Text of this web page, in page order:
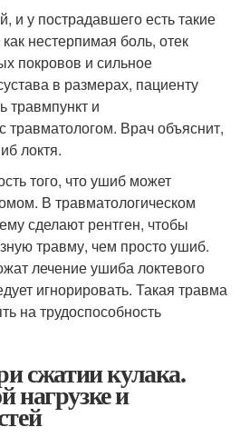
и у пострадавшего есть такие
нестерпимая боль, отек
покровов и сильное
в размерах, пациенту
травмпункт и
травматологом. Врач объяснит,
локтя.
того, что ушиб может
В травматологическом
сделают рентген, чтобы
травму, чем просто ушиб.
лечение ушиба локтевого
игнорировать. Такая травма
на трудоспособность
сжатии кулака.
нагрузке и